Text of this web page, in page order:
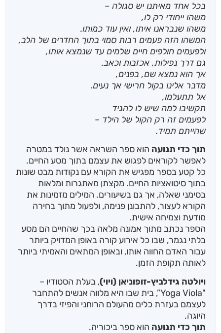
בכל אחד מאיתנו יש סגולה –
משהו ייחודי רק לו,
משהו שנבראנו איתו, ואין עוד כמותו.
המשהו הזה פעמים רבות סמוי בתוך החדרים של הלב,
ולפעמים חולפים חיים שלמים עד שנמצא אותו,
גם דרך נפילות, אכזבות וכאב.
אך הוא נמצא שם, בפנים,
מדבר אלינו בקול חרישי אך נעים.
אל תתעלמו,
תקשיבו למה שיש לו להגיד
לפעמים זה רק הקול של הילד –
שהייתם תמיד.
תוך כדי תנועה הוא ספר השראה אשר נולד במטרה
לאפשר לקוראים לפגוש את עצמם בתוך מסע החיים.
כל קטע בספר מפגיש את הקורא עם נקודות מבט שונות
בתוך סיטואציות החיים. מקצתן מאתגרות ומלאות
בסימני שאלה, אך גם בשיעורים. המילים מזמינות את
הקורא לעצור, להתבונן פנימה, ולפעול מתוך בחירה
מודעת וצמיחה אישית.
הספר נכתב מתוך אמונה מלאה בכך שהחיים הם מסע
בלתי נגמר, שבו כל אירוע קורה באופן המדויק ביותר
עבור האדם החווה אותו, ובאופן המתאים והאמיתי ביותר
לאותה תקופת הזמן.
ויולטה גידלביץ-זופוניאן (ויוי), בעלת הסטודיו –
"Yoga Viola”, בית שבו היא מלווה אנשים להתחבר
לעצמם בעזרת כלים מהעולם הרוחני והפיזי בדרך
היוגה.
תוך כדי תנועה הוא ספר ביכוריה.